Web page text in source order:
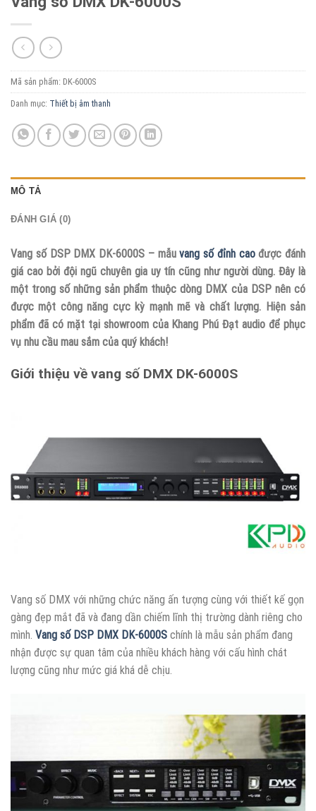
Mã sản phẩm: DK-6000S
Danh mục: Thiết bị âm thanh
MÔ TẢ
ĐÁNH GIÁ (0)
Vang số DSP DMX DK-6000S – mẫuvang số đỉnh caođược đánh
giá cao bởi đội ngũ chuyên gia uy tín cũng như người dùng. Đây là
một trong số những sản phẩm thuộc dòng DMX của DSP nên có
được một công năng cực kỳ mạnh mẽ và chất lượng. Hiện sản
phẩm đã có mặt tại showroom của Khang Phú Đạt audio để phục
vụ nhu cầu mau sắm của quý khách!
Giới thiệu về vang số DMX DK-6000S
Vang số DMX với những chức năng ấn tượng cùng với thiết kế gọn
gàng đẹp mắt đã và đang dần chiếm lĩnh thị trường dành riêng cho
mình. Vang số DSP DMX DK-6000S chính là mẫu sản phẩm đang
nhận được sự quan tâm của nhiều khách hàng với cấu hình chát
lượng cũng như mức giá khá dễ chịu.